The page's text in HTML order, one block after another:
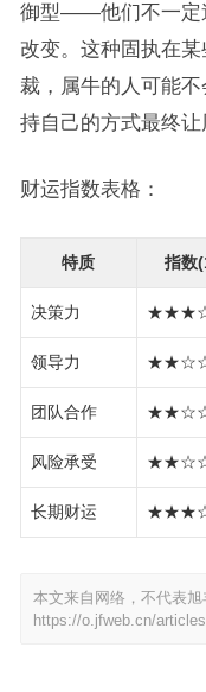
御型——他们不一定
改变。这种固执在
裁，属牛的人可能
持自己的方式最终让
财运指数表格：
特质 指数
决策力
领导力
团队合作
风险承受
长期财运
本文来自网络，不代表旭
https://o.jfweb.cn/